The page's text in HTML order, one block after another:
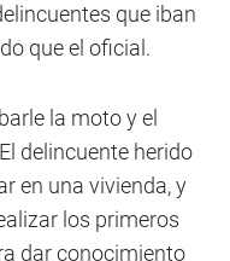
que iban
que el oficial.
la moto y el
delincuente herido
en una vivienda, y
los primeros
dar conocimiento